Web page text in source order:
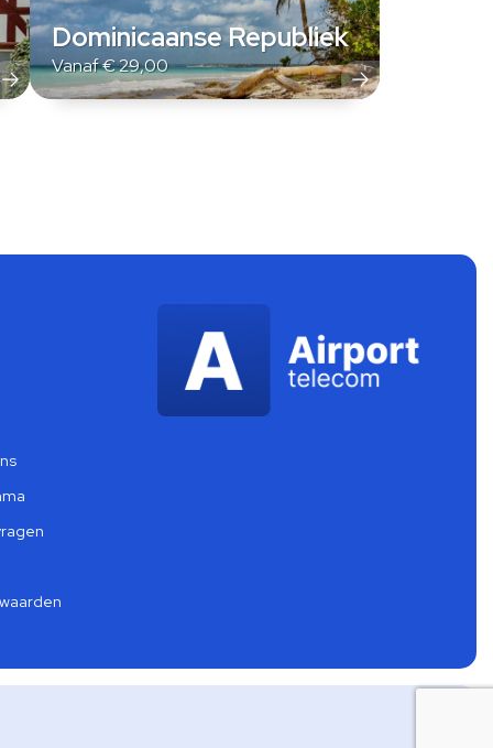
Dominicaanse Republiek
Vanaf€29,00